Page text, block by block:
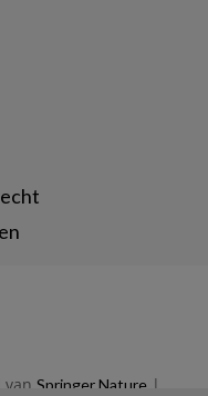
van Springer Nature |